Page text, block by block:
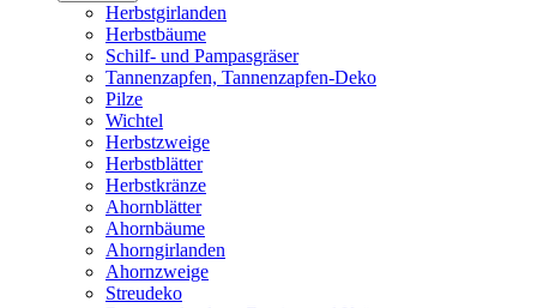
Herbstgirlanden
Herbstbäume
Schilf- und Pampasgräser
Tannenzapfen, Tannenzapfen-Deko
Pilze
Wichtel
Herbstzweige
Herbstblätter
Herbstkränze
Ahornblätter
Ahornbäume
Ahorngirlanden
Ahornzweige
Streudeko